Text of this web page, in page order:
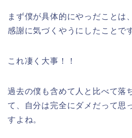
まず僕が具体的にやっだことは
感謝に気づくやうにしたことで
これ凄く大事！！
過去の僕も含めて人と比べて落
て、自分は完全にダメだって思
すよね。